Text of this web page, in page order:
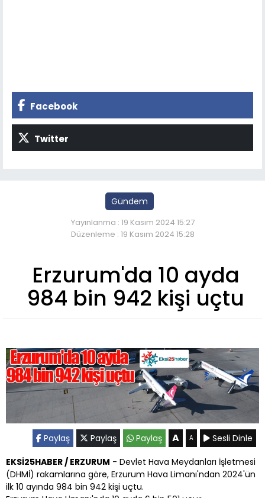
Facebook
Twitter
Gündem
Yayınlanma : 19 Kasım 2024 15:27
Düzenleme : 19 Kasım 2024 15:28
Erzurum'da 10 ayda
984 bin 942 kişi uçtu
Paylaş Paylaş Paylaş A A
Sesli Dinle
EKSİ25HABER / ERZURUM - Devlet Hava Meydanları İşletmesi
(DHMİ) rakamlarına göre, Erzurum Hava Limanı'ndan 2024'ün
ilk 10 ayında 984 bin 942 kişi uçtu.